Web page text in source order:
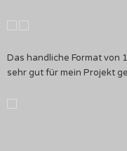
Das handliche Format von
sehr gut für mein Projekt